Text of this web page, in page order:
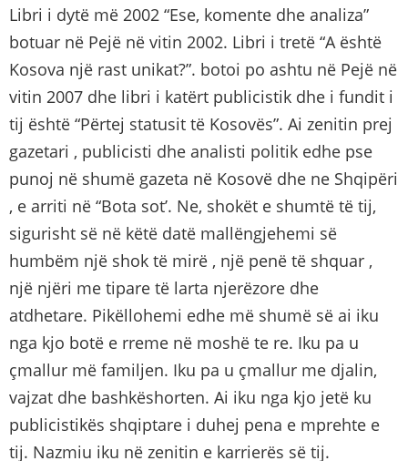
Libri i dytë më 2002 “Ese, komente dhe analiza”
botuar në Pejë në vitin 2002. Libri i tretë “A është
Kosova një rast unikat?”. botoi po ashtu në Pejë në
vitin 2007 dhe libri i katërt publicistik dhe i fundit i
tij është “Përtej statusit të Kosovës”. Ai zenitin prej
gazetari , publicisti dhe analisti politik edhe pse
punoj në shumë gazeta në Kosovë dhe ne Shqipëri
, e arriti në “Bota sot’. Ne, shokët e shumtë të tij,
sigurisht së në këtë datë mallëngjehemi së
humbëm një shok të mirë , një penë të shquar ,
një njëri me tipare të larta njerëzore dhe
atdhetare. Pikëllohemi edhe më shumë së ai iku
nga kjo botë e rreme në moshë te re. Iku pa u
çmallur më familjen. Iku pa u çmallur me djalin,
vajzat dhe bashkëshorten. Ai iku nga kjo jetë ku
publicistikës shqiptare i duhej pena e mprehte e
tij. Nazmiu iku në zenitin e karrierës së tij.